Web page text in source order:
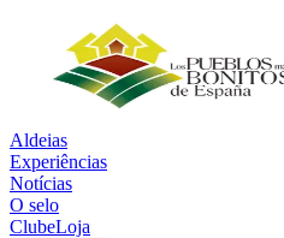
Aldeias
Experiências
Notícias
O selo
ClubeLoja